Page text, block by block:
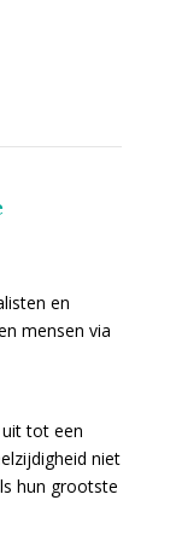
en
mensen via
tot een
niet
hun grootste